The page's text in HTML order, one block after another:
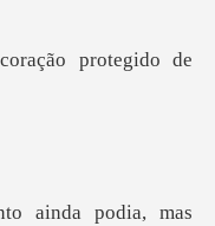
protegi
ia, mas